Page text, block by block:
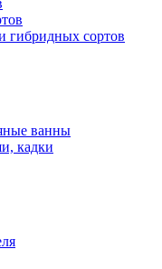
гибридных сортов
ванны
кадки